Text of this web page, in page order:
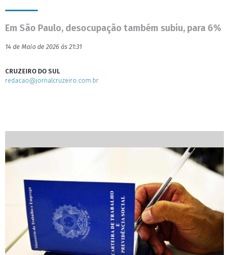
Em São Paulo, desocupação também subiu, para 6%
14 de Maio de 2026 às 21:31
CRUZEIRO DO SUL
redacao@jornalcruzeiro.com.br